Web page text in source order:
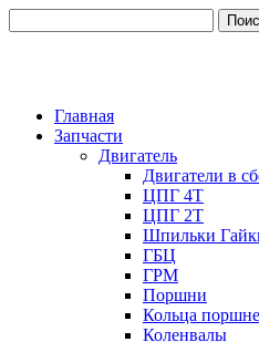
Главная
Запчасти
Двигатель
Двигатели в
ЦПГ 4Т
ЦПГ 2Т
Шпильки
ГБЦ
ГРМ
Поршни
Кольца
Коленвалы